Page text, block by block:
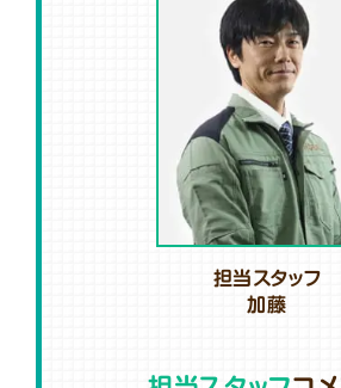
担当スタッフ
加藤